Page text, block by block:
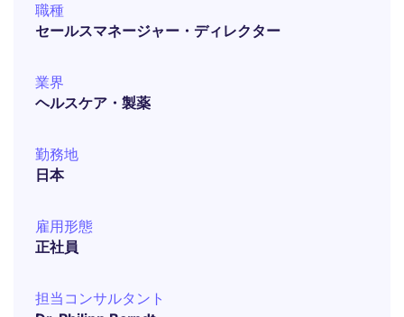
職種
セールスマネージャー・ディレクター
業界
ヘルスケア・製薬
勤務地
日本
雇用形態
正社員
担当コンサルタント